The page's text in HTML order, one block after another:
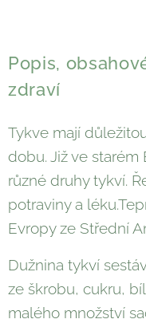
Popis,
zdraví
Tykve mají
dobu. Již ve
různé druhy tykví.
potraviny a
Evropy ze Střední
Dužnina tykví
ze škrobu, cukru,
malého množství